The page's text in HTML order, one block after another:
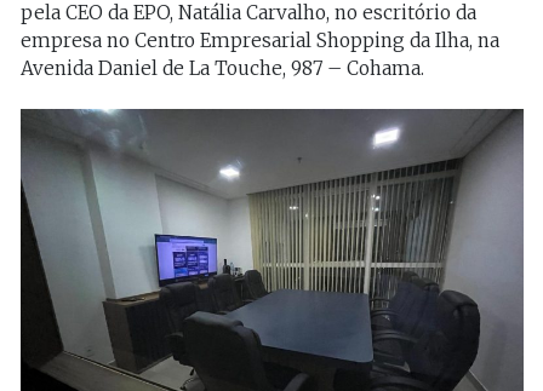
pela CEO da EPO, Natália Carvalho, no escritório da
empresa no Centro Empresarial Shopping da Ilha, na
Avenida Daniel de La Touche, 987 – Cohama.